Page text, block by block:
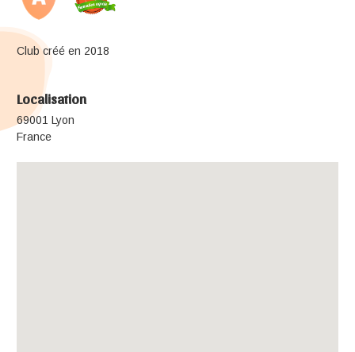
Club créé en 2018
Localisation
69001 Lyon
France